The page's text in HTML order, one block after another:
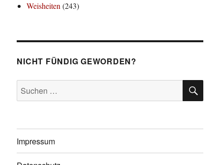
Weisheiten(243)
NICHT FÜNDIG GEWORDEN?
Suchen
nach:
Impressum